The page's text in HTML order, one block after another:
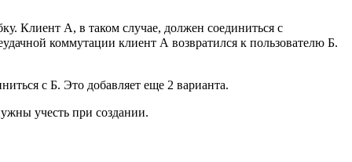
Клиент А, в таком случае, должен соединиться с
коммутации клиент А возвратился к пользователю Б.
с Б. Это добавляет еще 2 варианта.
учесть при создании.